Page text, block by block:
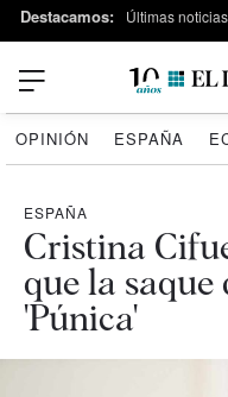
Destacamos: Últimas noticias
OPINIÓN ESPAÑA
ESPAÑA
Cristina
que la saque
'Púnica'